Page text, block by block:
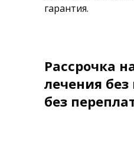
гарантия.
Рассрочка
лечения без
без